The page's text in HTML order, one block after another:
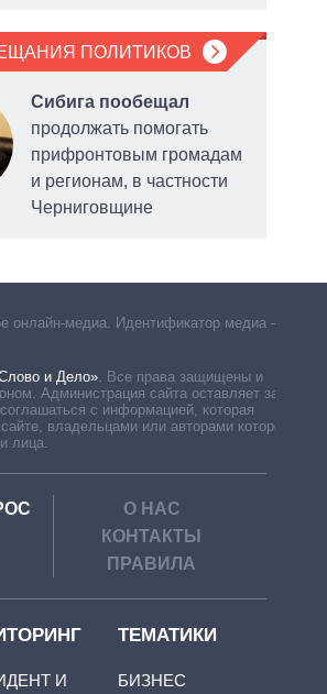
ПОЛИТИКОВ
Сибига пообещал
продолжать помогать
прифронтовым громадам
и регионам, в частности
Черниговщине
онлайн-медиа. Идентификатор медиа –
и Дело». Все права защищены и
Администрация сайта оставляет за
с информацией, которая
владельцами или авторами которой
лица.
О НАС
КОНТАКТЫ
ПРАВИЛА
И
ТЕМАТИКИ
БИЗНЕС